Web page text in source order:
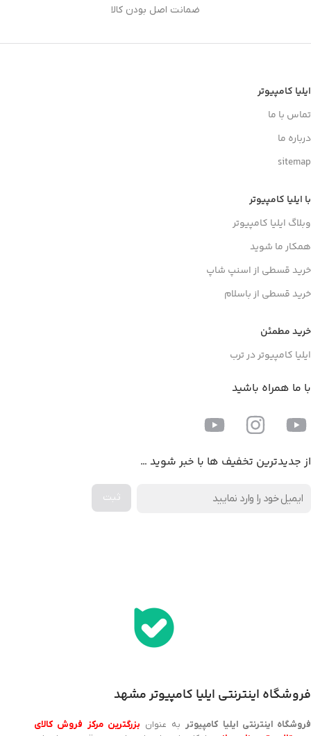
ضمانت اصل بودن کالا
ایلیا کامپیوتر
تماس با ما
درباره ما
sitemap
با ایلیا کامپیوتر
وبلاگ ایلیا کامپیوتر
همکار ما شوید
خرید قسطی از اسنپ شاپ
خرید قسطی از باسلام
خرید مطمئن
ایلیا کامپیوتر در ترب
با ما همراه باشید
از جدیدترین تخفیف ها با خبر شوید …
فروشگاه اینترنتی ایلیا کامپیوتر مشهد
فروشگاه اینترنتی ایلیا کامپیوتر به عنوان بزرگترین مرکز فروش کالای